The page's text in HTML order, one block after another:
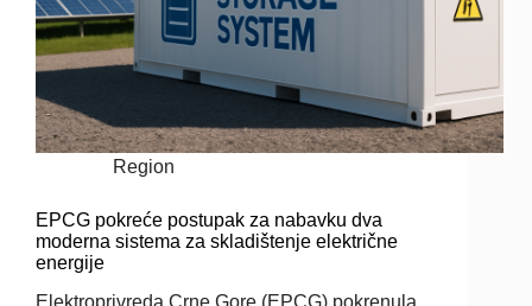
Region
EPCG pokreće postupak za nabavku dva
moderna sistema za skladištenje električne
energije
Elektroprivreda Crne Gore (EPCG) pokrenula